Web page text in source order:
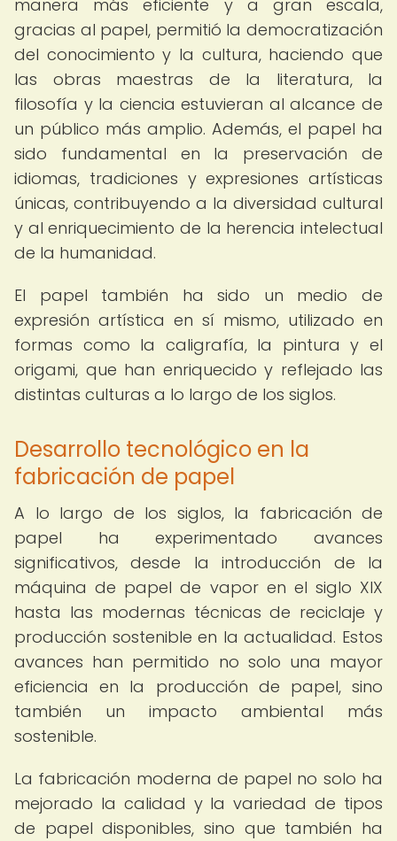
manera más eficiente y a gran escala,
gracias al papel, permitió la democratización
del conocimiento y la cultura, haciendo que
las obras maestras de la literatura, la
filosofía y la ciencia estuvieran al alcance de
un público más amplio. Además, el papel ha
sido fundamental en la preservación de
idiomas, tradiciones y expresiones artísticas
únicas, contribuyendo a la diversidad cultural
y al enriquecimiento de la herencia intelectual
de la humanidad.
El papel también ha sido un medio de
expresión artística en sí mismo, utilizado en
formas como la caligrafía, la pintura y el
origami, que han enriquecido y reflejado las
distintas culturas a lo largo de los siglos.
Desarrollo tecnológico en la
fabricación de papel
A lo largo de los siglos, la fabricación de
papel ha experimentado avances
significativos, desde la introducción de la
máquina de papel de vapor en el siglo XIX
hasta las modernas técnicas de reciclaje y
producción sostenible en la actualidad. Estos
avances han permitido no solo una mayor
eficiencia en la producción de papel, sino
también un impacto ambiental más
sostenible.
La fabricación moderna de papel no solo ha
mejorado la calidad y la variedad de tipos
de papel disponibles, sino que también ha